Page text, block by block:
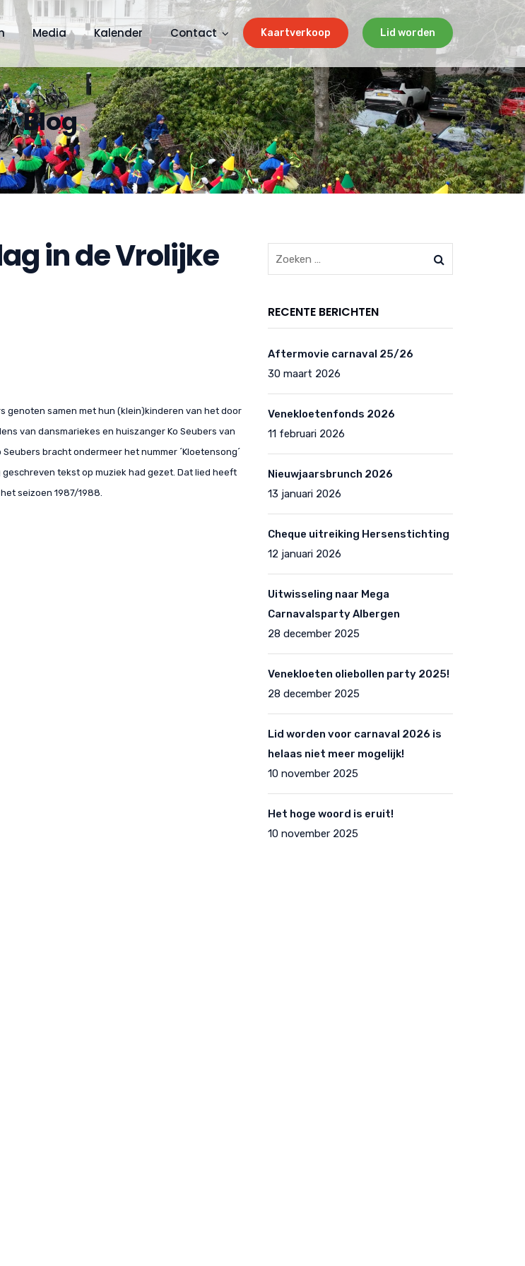
Kaartverkoop Lid worden
Media Kalender Contact
Blog
in de Vrolijke
genoten samen met hun (klein)kinderen van het door
van dansmariekes en huiszanger Ko Seubers van
bracht ondermeer het nummer ´Kloetensong´
tekst op muziek had gezet. Dat lied heeft
seizoen 1987/1988.
RECENTE BERICHTEN
Aftermovie carnaval 25/26
30 maart 2026
Venekloetenfonds 2026
11 februari 2026
Nieuwjaarsbrunch 2026
13 januari 2026
Cheque uitreiking Hersenstichting
12 januari 2026
Uitwisseling naar Mega
Carnavalsparty Albergen
28 december 2025
Venekloeten oliebollen party 2025!
28 december 2025
Lid worden voor carnaval 2026 is
helaas niet meer mogelijk!
10 november 2025
Het hoge woord is eruit!
10 november 2025